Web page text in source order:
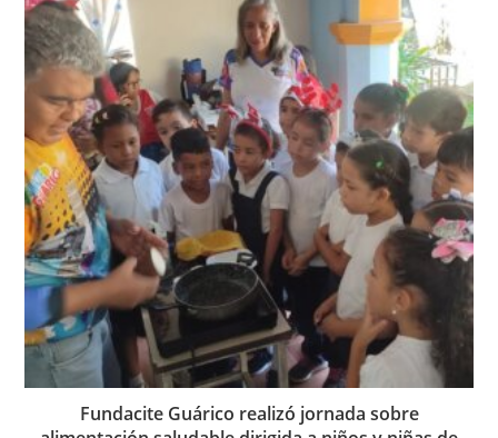
Fundacite Guárico realizó jornada sobre